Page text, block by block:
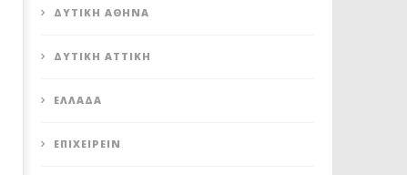
ΔΥΤΙΚΉ ΑΘΉΝΑ
ΔΥΤΙΚΉ ΑΤΤΙΚΉ
ΕΛΛΆΔΑ
ΕΠΙΧΕΙΡΕΊΝ